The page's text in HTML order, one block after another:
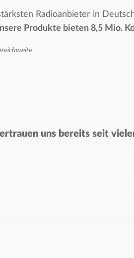
Radioanbieter in
Produkte bieten 8,5 Mio.
uns bereits seit